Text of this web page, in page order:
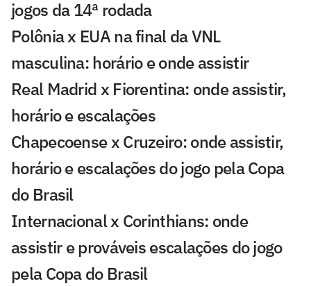
jogos da 14ª rodada
Polônia x EUA na final da VNL
masculina: horário e onde assistir
Real Madrid x Fiorentina: onde assistir,
horário e escalações
Chapecoense x Cruzeiro: onde assistir,
horário e escalações do jogo pela Copa
do Brasil
Internacional x Corinthians: onde
assistir e prováveis escalações do jogo
pela Copa do Brasil